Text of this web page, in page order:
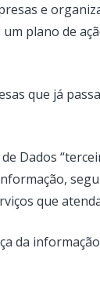
e
plano de
que já
Dados
que